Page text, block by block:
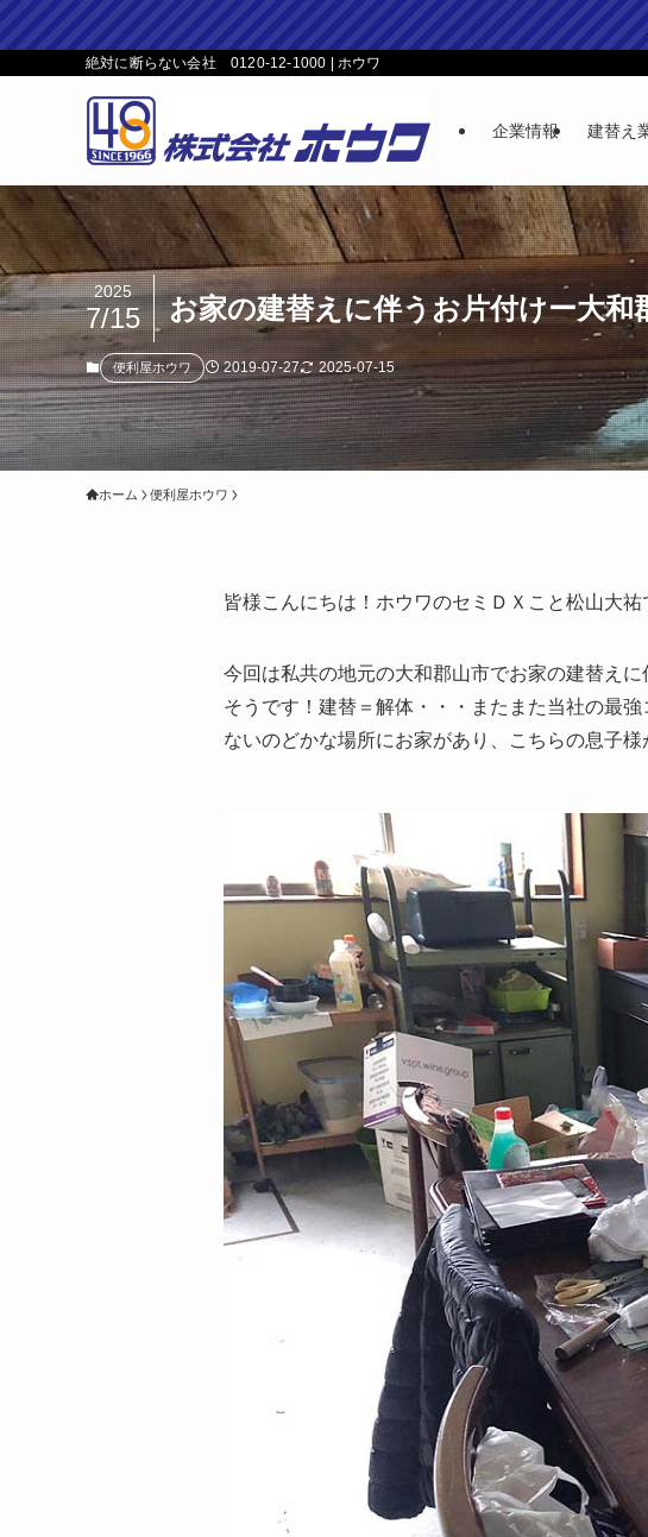
絶対に断らない会社 0120-12-1000 | ホウワ
企業情報 建替え
お家の建替えに伴うお片付けー大和
2025
7/15
便利屋ホウワ 2019-07-27 2025-07-15
ホーム 便利屋ホウワ
皆様こんにちは！ホウワのセミＤＸこと松山大祐
今回は私共の地元の大和郡山市でお家の建替え
そうです！建替＝解体・・・またまた当社の最
ないのどかな場所にお家があり、こちらの息子様